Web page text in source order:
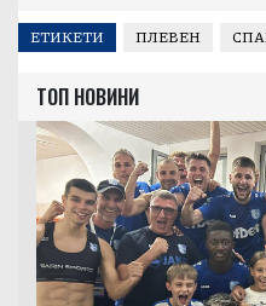
ЕТИКЕТИ ПЛЕВЕН
ТОП НОВИНИ